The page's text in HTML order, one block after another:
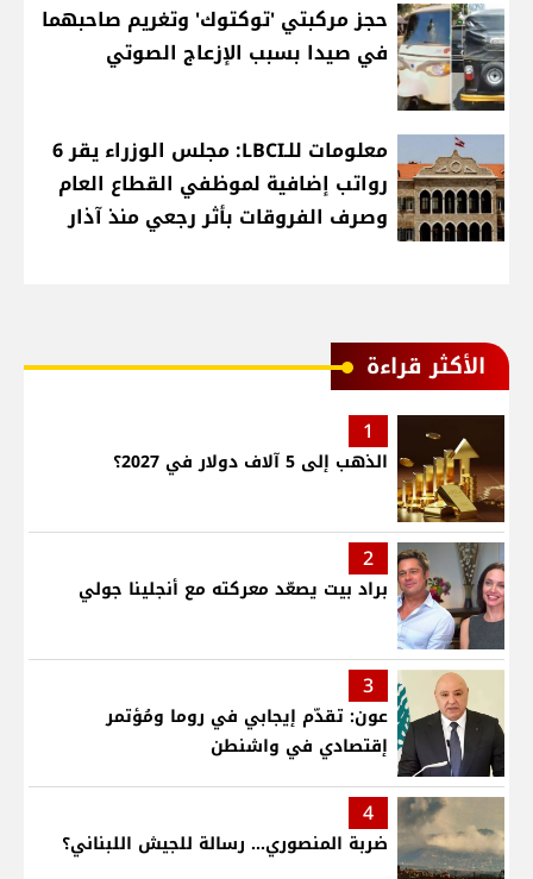
حجز مركبتي 'توكتوك' وتغريم صاحبهما
في صيدا بسبب الإزعاج الصوتي
معلومات للـLBCI: مجلس الوزراء يقر 6
رواتب إضافية لموظفي القطاع العام
وصرف الفروقات بأثر رجعي منذ آذار
الأكثر قراءة
1
الذهب إلى 5 آلاف دولار في 2027؟
2
براد بيت يصعّد معركته مع أنجلينا جولي
3
عون: تقدّم إيجابي في روما ومُؤتمر
إقتصادي في واشنطن
4
ضربة المنصوري... رسالة للجيش اللبناني؟